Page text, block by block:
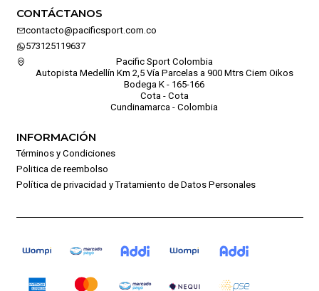
CONTÁCTANOS
contacto@pacificsport.com.co
573125119637
Pacific Sport Colombia
Autopista Medellín Km 2,5 Vía Parcelas a 900 Mtrs Ciem Oikos
Bodega K - 165-166
Cota - Cota
Cundinamarca - Colombia
INFORMACIÓN
Términos y Condiciones
Politica de reembolso
Política de privacidad y Tratamiento de Datos Personales